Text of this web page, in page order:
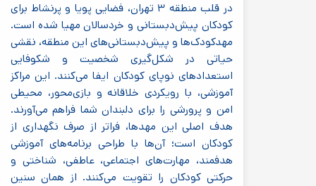
در قلب منطقه ۳ تهران، فضایی پویا و پرنشاط برای
کودکان پیش‌دبستانی و خردسالان مهیا شده است.
مهدکودک‌ها و پیش‌دبستانی‌های این منطقه، نقشی
حیاتی در شکل‌گیری شخصیت و شکوفایی
استعدادهای نوپای کودکان ایفا می‌کنند. این مراکز
آموزشی، با رویکردی خلاقانه و بازی‌محور، محیطی
امن و پرورشی را برای دلبندان شما فراهم می‌آورند.
هدف اصلی این مهدها، فراتر از صرف نگهداری از
کودکان است؛ آن‌ها با طراحی برنامه‌های آموزشی
هدفمند، مهارت‌های اجتماعی، عاطفی، شناختی و
حرکتی کودکان را تقویت می‌کنند. از همان سنین